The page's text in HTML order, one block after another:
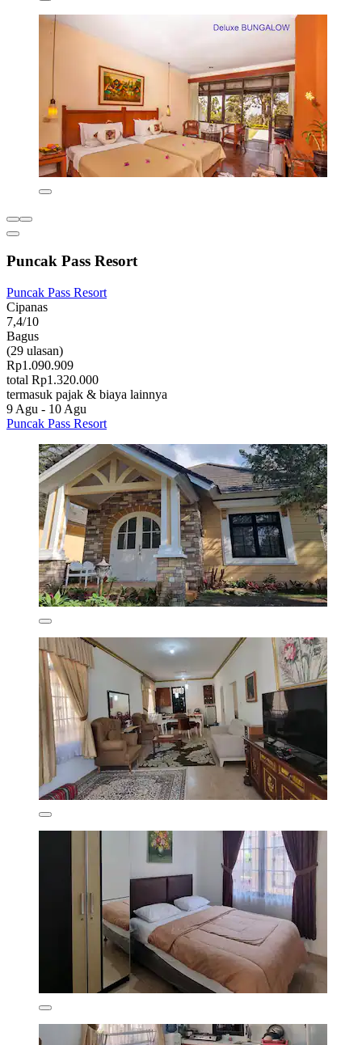
Puncak Pass Resort
Puncak Pass Resort
Cipanas
7,4/10
Bagus
(29 ulasan)
Rp1.090.909
total Rp1.320.000
termasuk pajak & biaya lainnya
9 Agu - 10 Agu
Puncak Pass Resort